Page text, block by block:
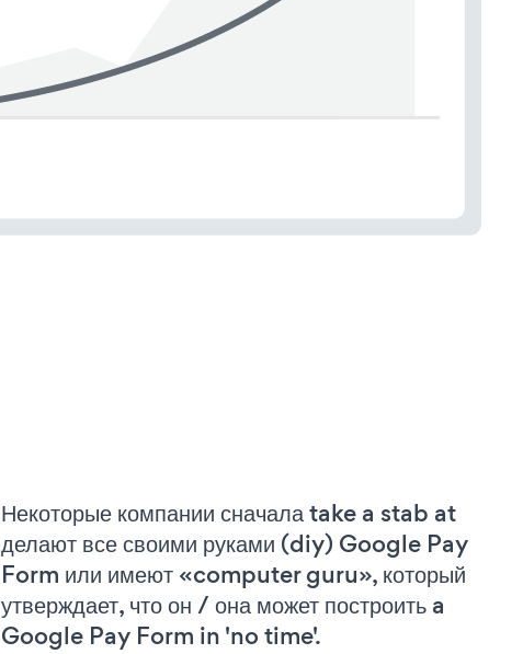
Некоторые компании сначала take a stab at
делают все своими руками (diy) Google Pay
Form или имеют «computer guru», который
утверждает, что он / она может построить a
Google Pay Form in 'no time'.